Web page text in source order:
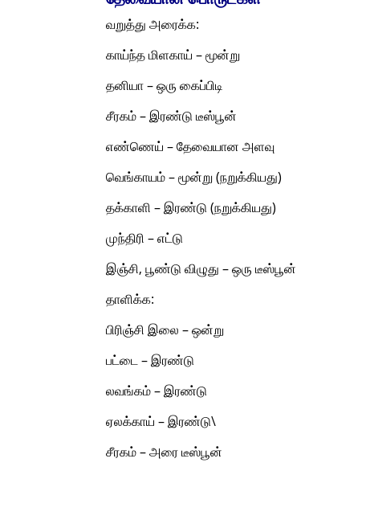
வறுத்து அரைக்க:
காய்ந்த மிளகாய் – மூன்று
தனியா – ஒரு கைப்பிடி
சீரகம் – இரண்டு டீஸ்பூன்
எண்ணெய் – தேவையான அளவு
வெங்காயம் – மூன்று (நறுக்கியது)
தக்காளி – இரண்டு (நறுக்கியது)
முந்திரி – எட்டு
இஞ்சி, பூண்டு விழுது – ஒரு டீஸ்பூன்
தாளிக்க:
பிரிஞ்சி இலை – ஒன்று
பட்டை – இரண்டு
லவங்கம் – இரண்டு
ஏலக்காய் – இரண்டு\
சீரகம் – அரை டீஸ்பூன்